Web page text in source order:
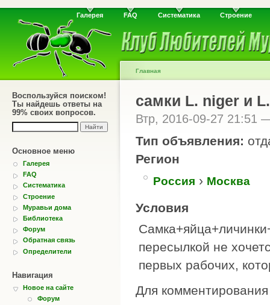
Галерея FAQ Систематика Строение
Воспользуйся поиском!
Ты найдешь ответы на
99% своих вопросов.
Основное меню
Галерея
FAQ
Систематика
Строение
Муравьи дома
Библиотека
Форум
Обратная связь
Определители
Навигация
Новое на сайте
Форум
Главная
самки L. niger и
Втр, 2016-09-27 21:51
Тип объявления:
Регион
Россия › Москва
Условия
пересылкой не
первых рабочих,
Для